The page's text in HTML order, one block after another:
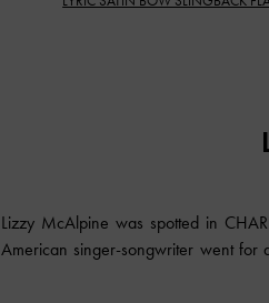
Lizzy McAlpine was spotted in
American singer-songwriter went